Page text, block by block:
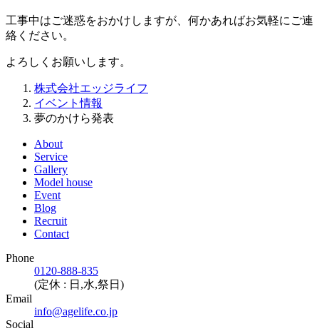
工事中はご迷惑をおかけしますが、何かあればお気軽にご連
絡ください。
よろしくお願いします。
株式会社エッジライフ
イベント情報
夢のかけら発表
About
Service
Gallery
Model house
Event
Blog
Recruit
Contact
Phone
0120-888-835
(定休 : 日,水,祭日)
Email
info@agelife.co.jp
Social